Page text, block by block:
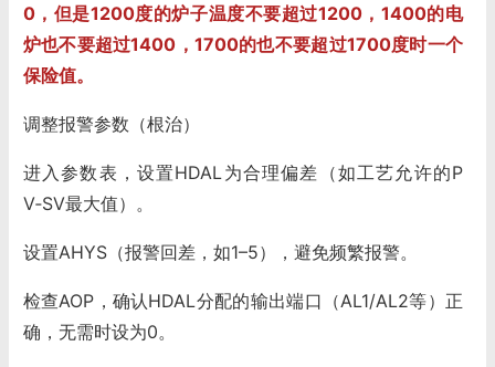
0，但是1200度的炉子温度不要超过1200，1400的电
炉也不要超过1400，1700的也不要超过1700度时一个
保险值。
调整报警参数（根治）
进入参数表，设置HDAL为合理偏差（如工艺允许的P
V‑SV最大值）。
设置AHYS（报警回差，如1–5），避免频繁报警。
检查AOP，确认HDAL分配的输出端口（AL1/AL2等）正
确，无需时设为0。